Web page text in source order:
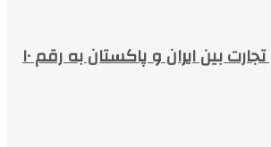
افزایش حجم تجارت بین ایران و پاکستان به رقم ۱۰